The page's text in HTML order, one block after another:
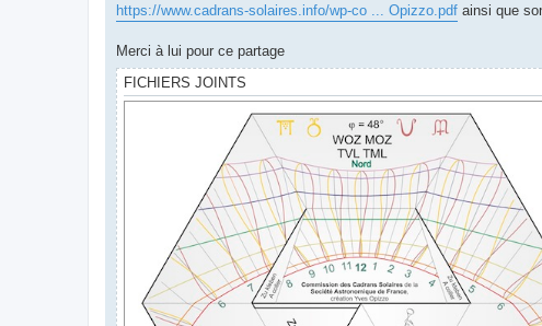
a
https://www.cadrans-solaires.info/wp-co ... Opizzo.pdf ainsi que
Merci à lui pour ce partage
FICHIERS JOINTS